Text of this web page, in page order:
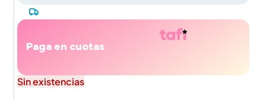
Paga en cuotas
Sin existencias